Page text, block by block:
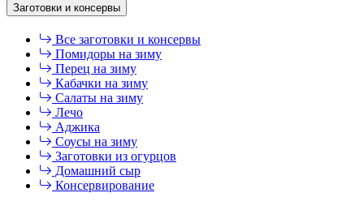
Заготовки и консервы
Все заготовки и консервы
Помидоры на зиму
Перец на зиму
Кабачки на зиму
Салаты на зиму
Лечо
Аджика
Соусы на зиму
Заготовки из огурцов
Домашний сыр
Консервирование